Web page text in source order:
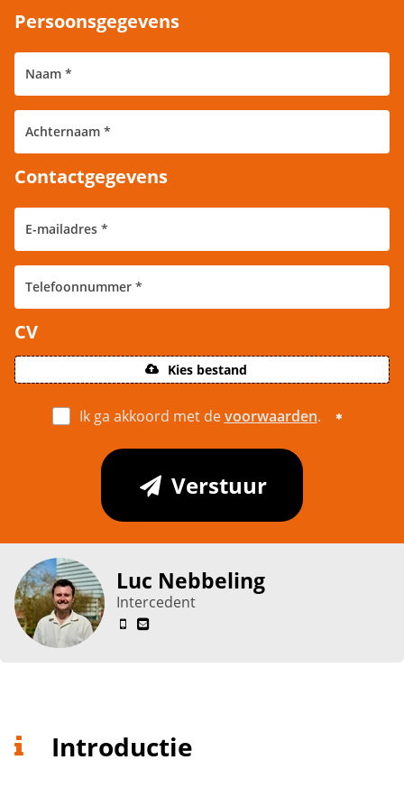
Luc Nebbeling
Intercedent
Persoonsgegevens
Contactgegevens
CV
Kies bestand
Ik ga akkoord met devoorwaarden.
Verstuur
Introductie